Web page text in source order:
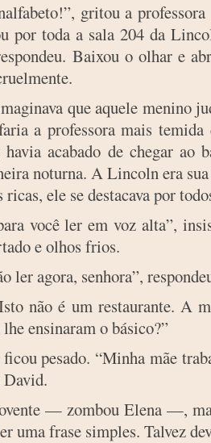
gritou a
por toda a sala 204 da
Baixou o olhar e
que aquele menino
a professora mais
havia acabado de chegar ao
noturna. A Lincoln era
ele se destacava por
você ler em voz alta”,
e olhos frios.
ler agora, senhora”,
não é um restaurante. A
ensinaram o básico?”
pesado. “Minha mãe
— zombou Elena —,
uma frase simples. Talvez